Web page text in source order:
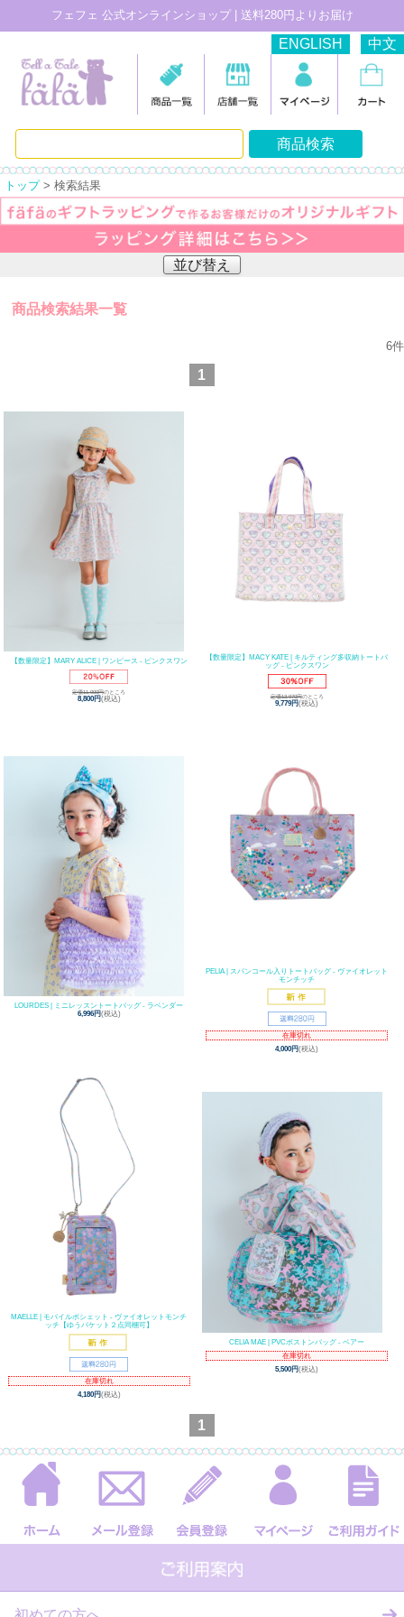
フェフェ 公式オンラインショップ | 送料280円よりお届け
ENGLISH 中文
トップ> 検索結果
並び替え
商品検索結果一覧
6件
1
【数量限定】MARY ALICE | ワンピース - ピンクスワン
定価11,000円のところ
8,800円(税込)
【数量限定】MACY KATE | キルティング多収納トートバ
ッグ - ピンクスワン
定価13,970円のところ
9,779円(税込)
LOURDES | ミニレッスントートバッグ - ラベンダー
6,996円(税込)
PELIA | スパンコール入りトートバッグ - ヴァイオレット
モンチッチ
在庫切れ
4,000円(税込)
MAELLE | モバイルポシェット - ヴァイオレットモンチ
ッチ【ゆうパケット２点同梱可】
在庫切れ
4,180円(税込)
CELIA MAE | PVCボストンバッグ - ベアー
在庫切れ
5,500円(税込)
1